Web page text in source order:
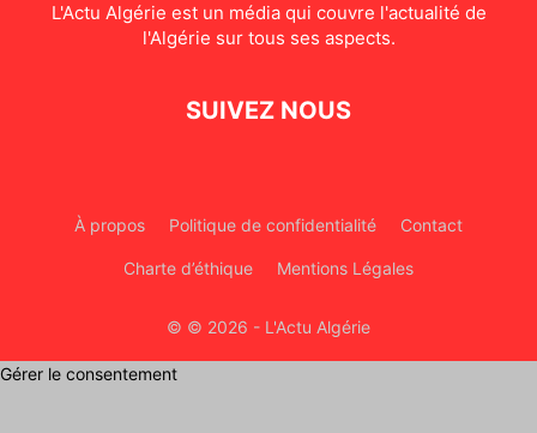
L'Actu Algérie est un média qui couvre l'actualité de
l'Algérie sur tous ses aspects.
SUIVEZ NOUS
À propos Politique de confidentialité Contact
Charte d’éthique Mentions Légales
© © 2026 - L'Actu Algérie
Gérer le consentement